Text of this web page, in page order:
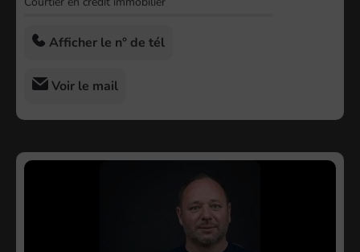
Afficher le n° de tél
Voir le mail